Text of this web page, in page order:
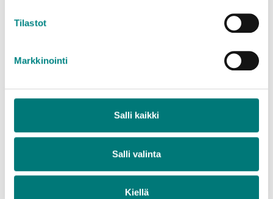
Tilastot
Markkinointi
Salli kaikki
Salli valinta
Kiellä
mitkä jätteet kuuluvat mihinkin jäteastiaan.